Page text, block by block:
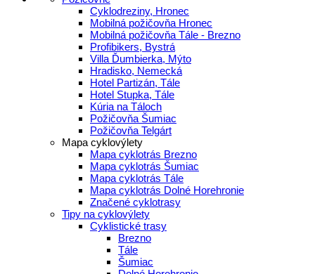
Cyklodreziny, Hronec
Mobilná požičovňa Hronec
Mobilná požičovňa Tále - Brezno
Profibikers, Bystrá
Villa Ďumbierka, Mýto
Hradisko, Nemecká
Hotel Partizán, Tále
Hotel Stupka, Tále
Kúria na Táloch
Požičovňa Šumiac
Požičovňa Telgárt
Mapa cyklovýlety
Mapa cyklotrás Brezno
Mapa cyklotrás Šumiac
Mapa cyklotrás Tále
Mapa cyklotrás Dolné Horehronie
Značené cyklotrasy
Tipy na cyklovýlety
Cyklistické trasy
Brezno
Tále
Šumiac